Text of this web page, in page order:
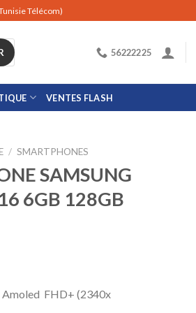
Télécom)
56222225
VENTES FLASH
/ SMARTPHONES
SAMSUNG
6GB 128GB
Amoled FHD+ (2340x